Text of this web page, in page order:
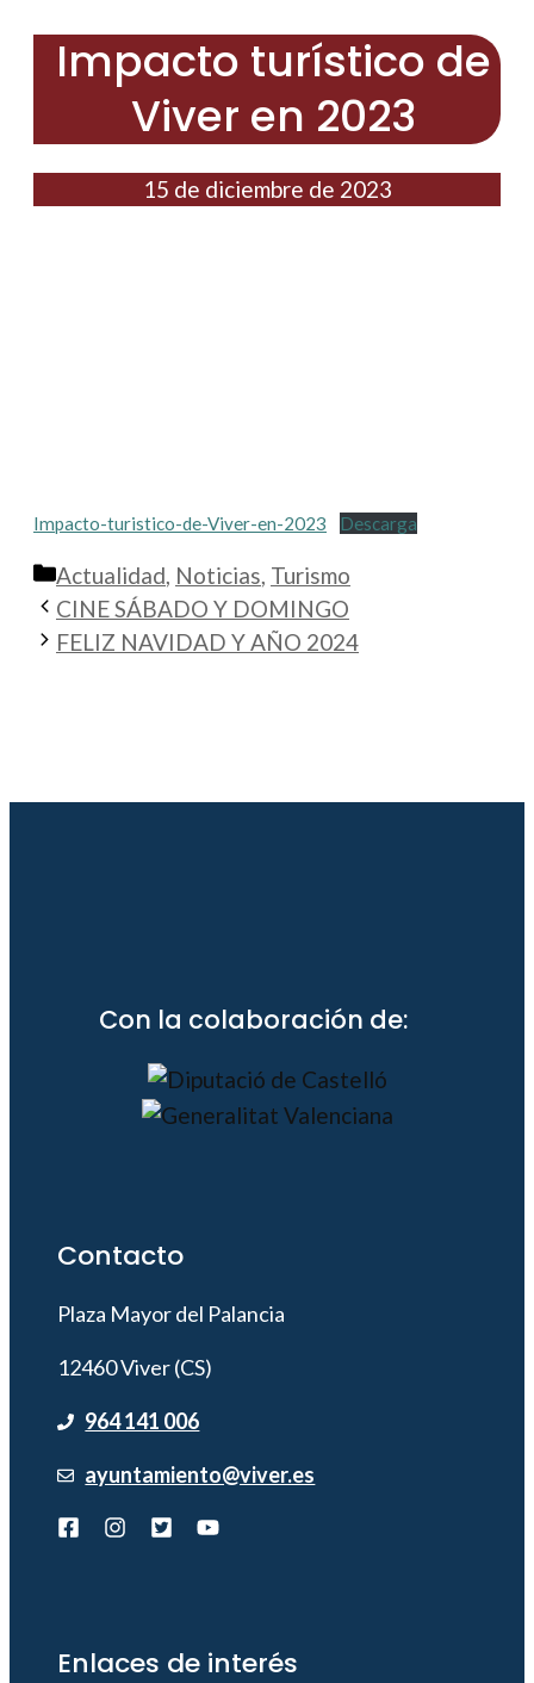
Impacto turístico de
Viver en 2023
15 de diciembre de 2023
Impacto-turistico-de-Viver-en-2023 Descarga
Categorías
Actualidad, Noticias, Turismo
CINE SÁBADO Y DOMINGO
FELIZ NAVIDAD Y AÑO 2024
Con la colaboración de:
Contacto
Plaza Mayor del Palancia
12460 Viver (CS)
964 141 006
ayuntamiento@viver.es
Enlaces de interés